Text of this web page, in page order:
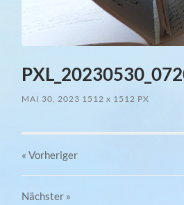
MAI 30, 2023 1512x 1512 PX
« Vorheriger
Nächster »